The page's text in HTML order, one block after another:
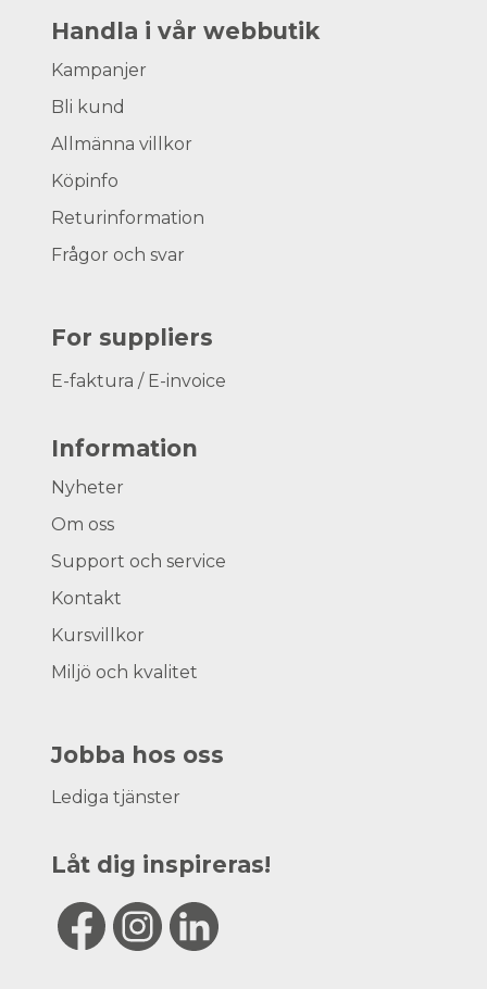
Handla i vår webbutik
Kampanjer
Bli kund
Allmänna villkor
Köpinfo
Returinformation
Frågor och svar
For suppliers
E-faktura / E-invoice
Information
Nyheter
Om oss
Support och service
Kontakt
Kursvillkor
Miljö och kvalitet
Jobba hos oss
Lediga tjänster
Låt dig inspireras!